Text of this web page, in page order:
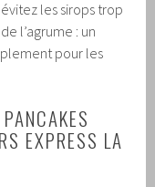
les sirops trop
l’agrume : un
pour les
EXPRESS LA